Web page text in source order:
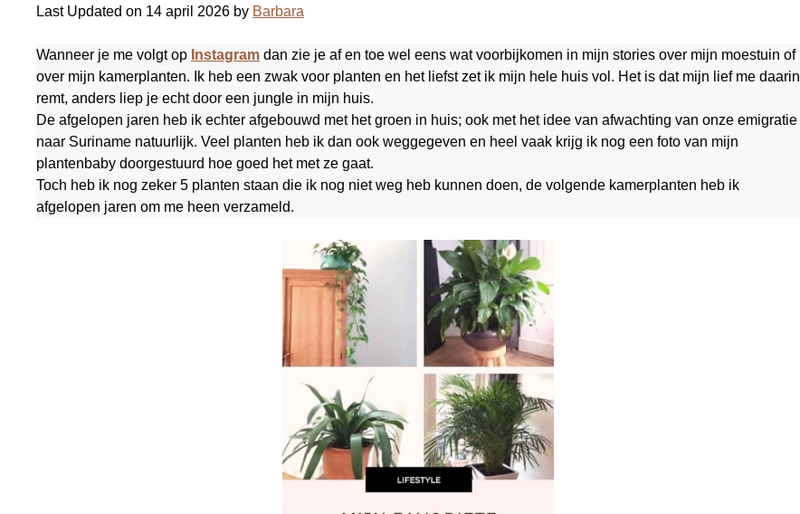
Last Updated on 14 april 2026 by Barbara
Wanneer je me volgt op Instagram dan zie je af en toe wel eens wat voorbijkomen in mijn stories over mijn moestuin of
over mijn kamerplanten. Ik heb een zwak voor planten en het liefst zet ik mijn hele huis vol. Het is dat mijn lief me daarin
remt, anders liep je echt door een jungle in mijn huis.
De afgelopen jaren heb ik echter afgebouwd met het groen in huis; ook met het idee van afwachting van onze emigratie
naar Suriname natuurlijk. Veel planten heb ik dan ook weggegeven en heel vaak krijg ik nog een foto van mijn
plantenbaby doorgestuurd hoe goed het met ze gaat.
Toch heb ik nog zeker 5 planten staan die ik nog niet weg heb kunnen doen, de volgende kamerplanten heb ik
afgelopen jaren om me heen verzameld.